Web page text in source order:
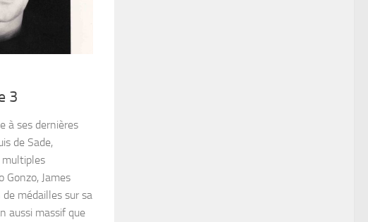
3
à ses dernières
de Sade,
multiples
Gonzo, James
médailles sur sa
aussi massif que